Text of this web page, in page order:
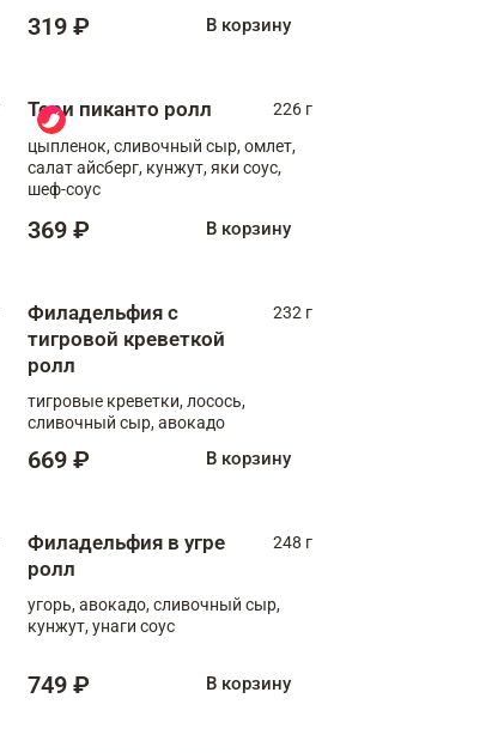
319 ₽ В корзину
Тори пиканто ролл
226 г
цыпленок, сливочный сыр, омлет,
салат айсберг, кунжут, яки соус,
шеф-соус
369 ₽ В корзину
Филадельфия с
тигровой креветкой
ролл
232 г
тигровые креветки, лосось,
сливочный сыр, авокадо
669 ₽ В корзину
Филадельфия в угре
ролл
248 г
угорь, авокадо, сливочный сыр,
кунжут, унаги соус
749 ₽ В корзину